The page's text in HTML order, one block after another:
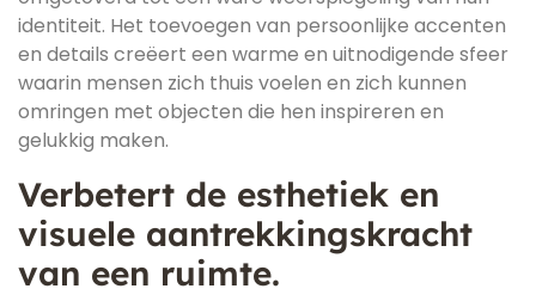
identiteit. Het toevoegen van persoonlijke accenten
en details creëert een warme en uitnodigende sfeer
waarin mensen zich thuis voelen en zich kunnen
omringen met objecten die hen inspireren en
gelukkig maken.
Verbetert de esthetiek en
visuele aantrekkingskracht
van een ruimte.